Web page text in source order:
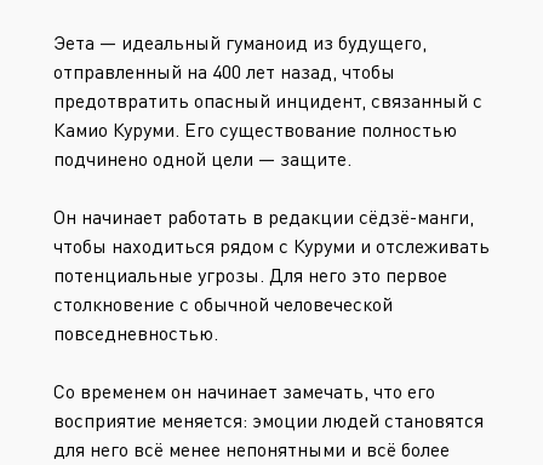
Эета — идеальный гуманоид из будущего,
отправленный на 400 лет назад, чтобы
предотвратить опасный инцидент, связанный с
Камио Куруми. Его существование полностью
подчинено одной цели — защите.
Он начинает работать в редакции сёдзё-манги,
чтобы находиться рядом с Куруми и отслеживать
потенциальные угрозы. Для него это первое
столкновение с обычной человеческой
повседневностью.
Со временем он начинает замечать, что его
восприятие меняется: эмоции людей становятся
для него всё менее непонятными и всё более